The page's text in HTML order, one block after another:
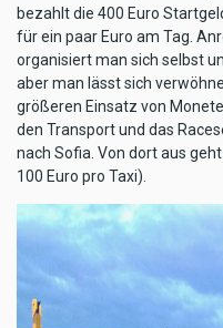
bezahlt die 400 Euro
für ein paar Euro am Tag.
organisiert man sich selbst
aber man lässt sich
größeren Einsatz von
den Transport und das
nach Sofia. Von dort aus
100 Euro pro Taxi).